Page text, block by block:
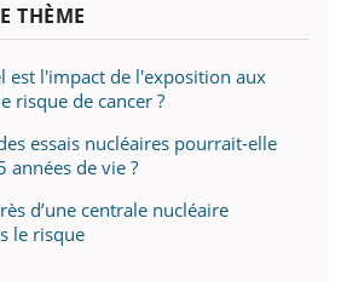
THÈME
est l'impact de l'exposition aux
risque de cancer ?
essais nucléaires pourrait-elle
années de vie ?
d’une centrale nucléaire
le risque